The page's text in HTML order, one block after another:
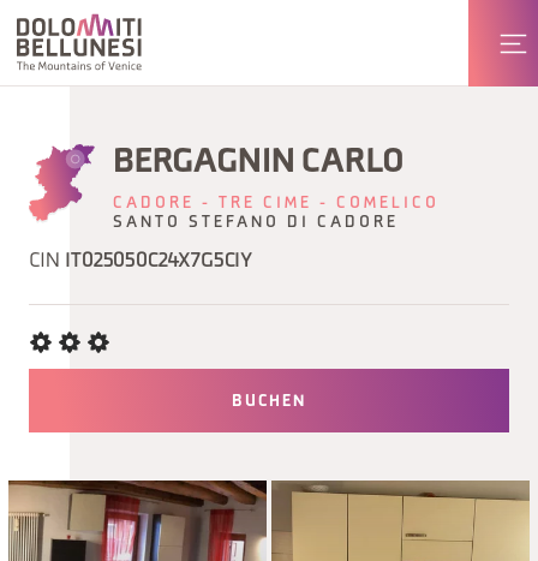
BERGAGNIN CARLO
CADORE - TRE CIME - COMELICO
SANTO STEFANO DI CADORE
CIN IT025050C24X7G5CIY
BUCHEN